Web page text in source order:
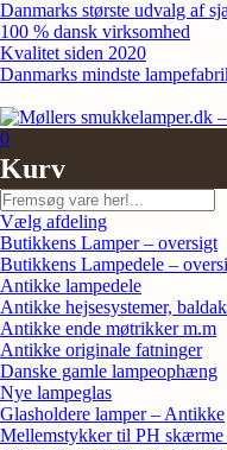
Skip
to
content
Danmarks største udvalg af
100 % dansk virksomhed
Kvalitet siden 2020
Danmarks mindste
0
Kurv
Søg
Vælg afdeling
Butikkens Lamper – oversigt
Butikkens Lampedele –
Antikke lampedele
Antikke hejsesystemer,
Antikke ende møtrikker m.m
Antikke originale fatninger
Danske gamle lampeophæng
Nye lampeglas
Glasholdere lamper – Antikke
Mellemstykker til PH skærme